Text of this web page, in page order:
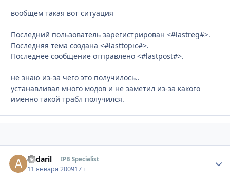
вообщем такая вот ситуация
Последний пользователь зарегистрирован <#lastreg#>.
Последняя тема создана <#lasttopic#>.
Последнее сообщение отправлено <#lastpost#>.
не знаю из-за чего это получилось..
устанавливал много модов и не заметил из-за какого
именно такой трабл получился.
andaril IPB Specialist
11 января 200917 г